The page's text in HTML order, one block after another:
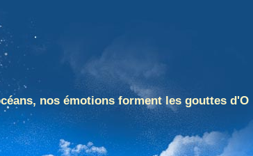
nos émotions forment les gouttes d'O